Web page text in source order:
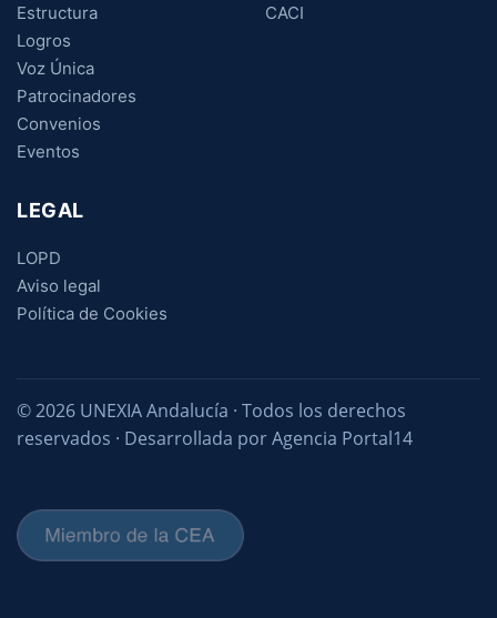
Estructura
Logros
Voz Única
Patrocinadores
Convenios
Eventos
CACI
LEGAL
LOPD
Aviso legal
Política de Cookies
© 2026 UNEXIA Andalucía · Todos los derechos
reservados · Desarrollada por Agencia Portal14